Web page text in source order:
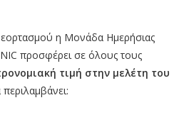
η Μονάδα Ημερήσιας
προσφέρει σε όλους τους
τιμή στην μελέτη του